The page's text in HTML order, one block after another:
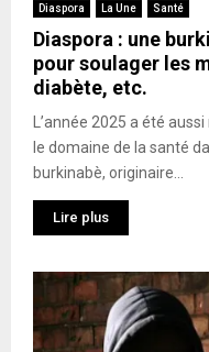
Diaspora La Une Santé
Diaspora : une
pour soulager les
diabète, etc.
L’année 2025 a été
le domaine de la santé
burkinabè, originaire...
Lire plus